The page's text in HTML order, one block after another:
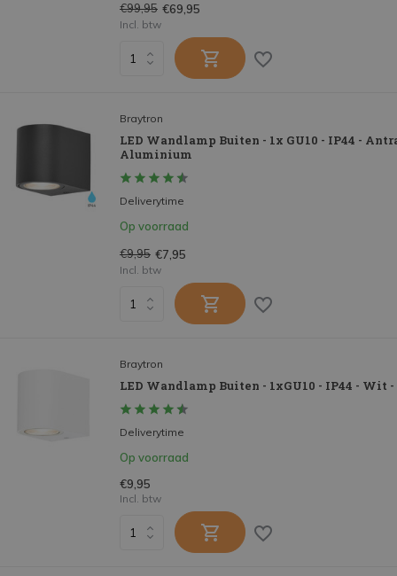
€99,95 €69,95
Incl. btw
Braytron
LED Wandlamp Buiten - 1x GU10 - IP44 -
Aluminium
Deliverytime
Op voorraad
€9,95 €7,95
Incl. btw
Braytron
LED Wandlamp Buiten - 1xGU10 - IP44 -
Deliverytime
Op voorraad
€9,95
Incl. btw